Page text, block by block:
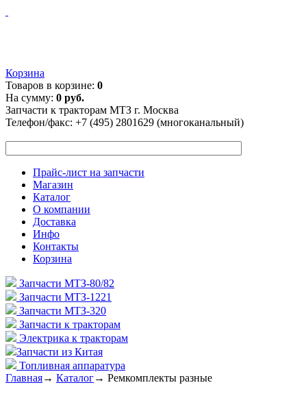
Корзина
Товаров в корзине: 0
На сумму: 0 руб.
Запчасти к тракторам МТЗ г. Москва
Телефон/факс: +7 (495) 2801629 (многоканальный)
Прайс-лист на запчасти
Магазин
Каталог
О компании
Доставка
Инфо
Контакты
Корзина
Запчасти МТЗ-80/82
Запчасти МТЗ-1221
Запчасти МТЗ-320
Запчасти к тракторам
Электрика к тракторам
Запчасти из Китая
Топливная аппаратура
Главная→ Каталог→ Ремкомплекты разные